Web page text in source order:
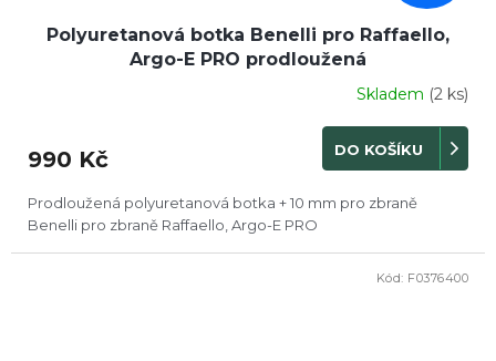
Polyuretanová botka Benelli pro Raffaello,
Argo-E PRO prodloužená
Skladem (2 ks)
990 Kč DO KOŠÍKU
Prodloužená polyuretanová botka + 10 mm pro zbraně
Benelli pro zbraně Raffaello, Argo-E PRO
Kód: F0376400